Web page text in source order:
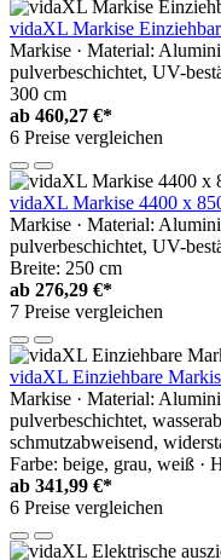
vidaXL Markise
Markise · Material:
pulverbeschichtet, UV-
300 cm
ab 460,27 €*
6 Preise vergleichen
vidaXL Markise 4400 x
Markise · Material:
pulverbeschichtet, UV-
Breite: 250 cm
ab 276,29 €*
7 Preise vergleichen
vidaXL Einziehbare
Markise · Material:
pulverbeschichtet,
schmutzabweisend,
Farbe: beige, grau, weiß ·
ab 341,99 €*
6 Preise vergleichen